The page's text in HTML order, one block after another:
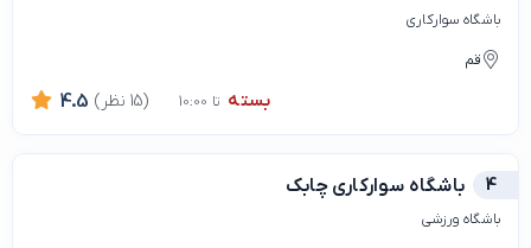
باشگاه سوارکاری
قم
بسته تا 10:00 4.5 (15 نظر)
4 باشگاه سوارکاری چابک
باشگاه ورزشی